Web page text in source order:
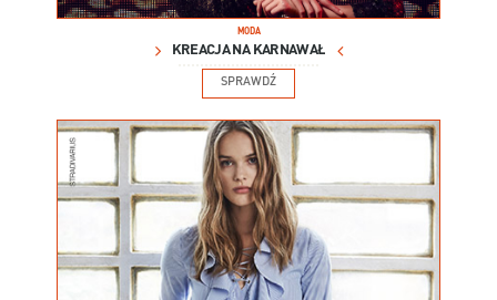
MODA
KREACJA NA KARNAWAŁ
SPRAWDŹ